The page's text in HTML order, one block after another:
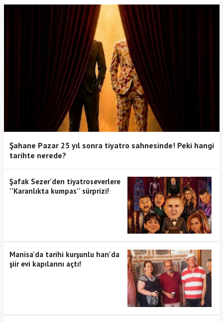
Şahane Pazar 25 yıl sonra tiyatro sahnesinde! Peki hangi
tarihte nerede?
Şafak Sezer'den tiyatroseverlere
''Karanlıkta kumpas'' sürprizi!
Manisa'da tarihi kurşunlu han'da
şiir evi kapılarını açtı!